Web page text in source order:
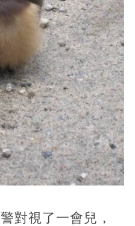
對視了一會兒，